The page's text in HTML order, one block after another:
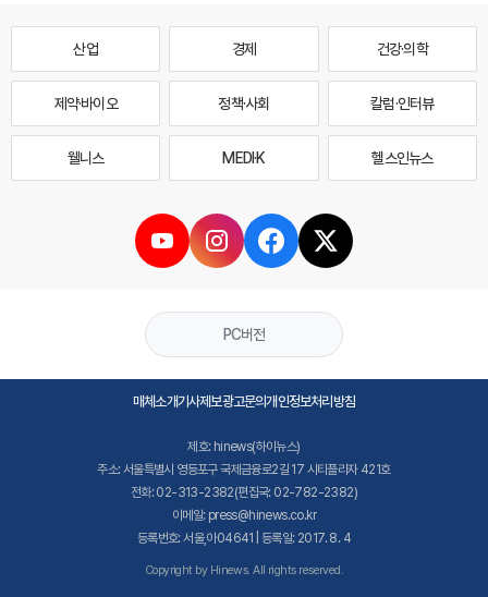
산업 경제 건강·의학
제약·바이오 정책·사회 칼럼·인터뷰
웰니스 MEDI·K 헬스인뉴스
PC버전
매체소개기사제보광고문의개인정보처리방침
제호: hinews(하이뉴스)
주소: 서울특별시 영등포구 국제금융로2길 17 시티플라자 421호
전화: 02-313-2382(편집국: 02-782-2382)
이메일: press@hinews.co.kr
등록번호: 서울,아04641 | 등록일: 2017. 8. 4
Copyright by Hinews. All rights reserved.